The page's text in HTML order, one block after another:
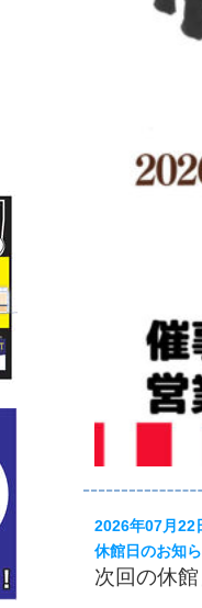
2026年07月22
休館日のお知
次回の休